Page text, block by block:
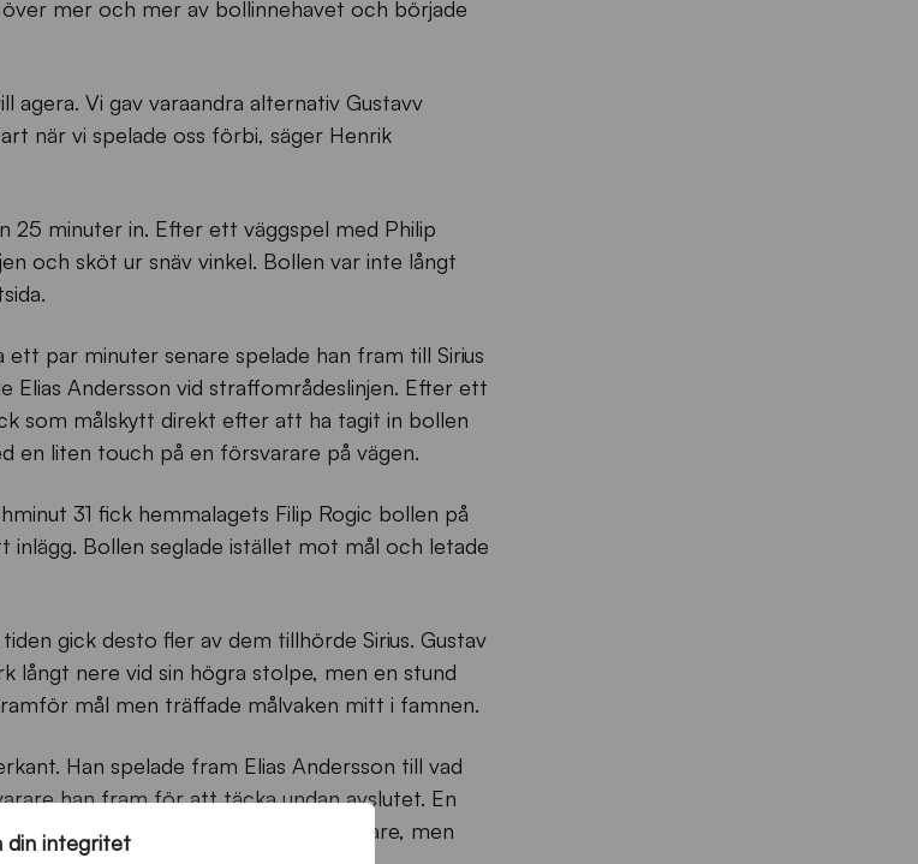
din integritet
mer och mer av bollinnehavet och började
Vi gav varaandra alternativ Gustavv
när vi spelade oss förbi, säger Henrik
25 minuter in. Efter ett väggspel med Philip
och sköt ur snäv vinkel. Bollen var inte långt
par minuter senare spelade han fram till Sirius
Elias Andersson vid straffområdeslinjen. Efter ett
som målskytt direkt efter att ha tagit in bollen
en liten touch på en försvarare på vägen.
31 fick hemmalagets Filip Rogic bollen på
Bollen seglade istället mot mål och letade
gick desto fler av dem tillhörde Sirius. Gustav
långt nere vid sin högra stolpe, men en stund
mål men träffade målvaken mitt i famnen.
Han spelade fram Elias Andersson till vad
han fram för att täcka undan avslutet. En
som Haglund hade en stund tidigare, men